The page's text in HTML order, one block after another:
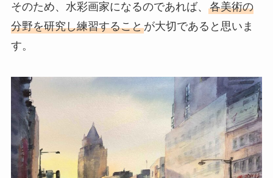
そのため、水彩画家になるのであれば、 各美術の
分野を研究し練習することが大切であると思いま
す。